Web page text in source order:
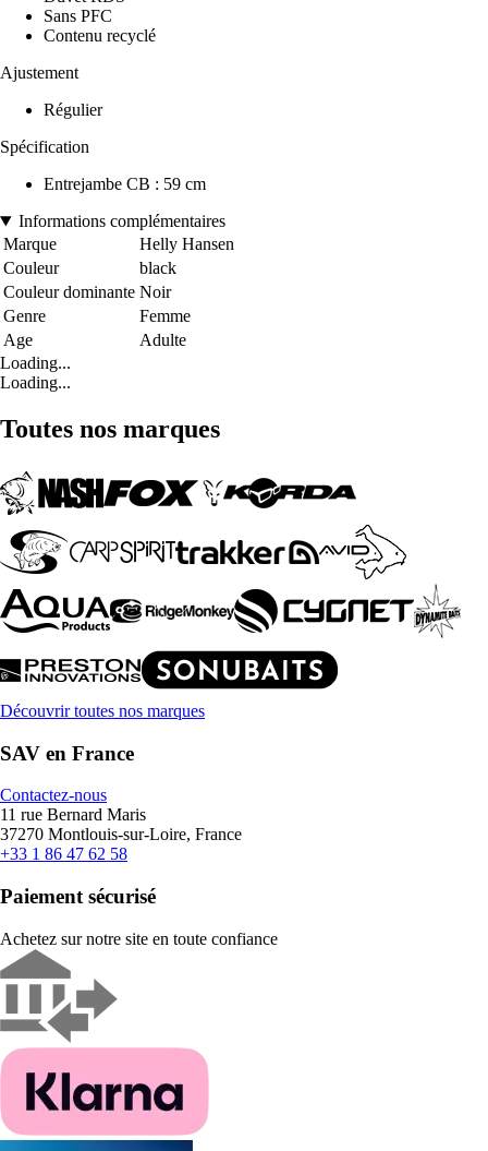
Sans PFC
Contenu recyclé
Ajustement
Régulier
Spécification
Entrejambe CB : 59 cm
Informations complémentaires
Marque
Helly Hansen
Couleur
black
Couleur dominante Noir
Genre
Femme
Age
Adulte
Loading...
Loading...
Toutes nos marques
Découvrir toutes nos marques
SAV en France
Contactez-nous
11 rue Bernard Maris
37270 Montlouis-sur-Loire, France
+33 1 86 47 62 58
Paiement sécurisé
Achetez sur notre site en toute confiance